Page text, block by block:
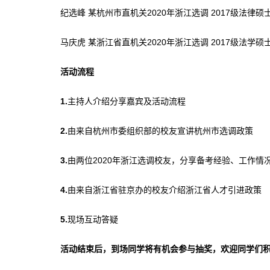
纪选峰 某杭州市直机关2020年浙江选调 2017级法律硕
马庆虎 某浙江省直机关2020年浙江选调 2017级法学硕
活动流程
1.主持人介绍分享嘉宾及活动流程
2.由来自杭州市委组织部的校友宣讲杭州市选调政策
3.由两位2020年浙江选调校友，分享备考经验、工作情
4.由来自浙江省驻京办的校友介绍浙江省人才引进政策
5.现场互动答疑
活动结束后，到场同学将有机会参与抽奖，欢迎同学们积